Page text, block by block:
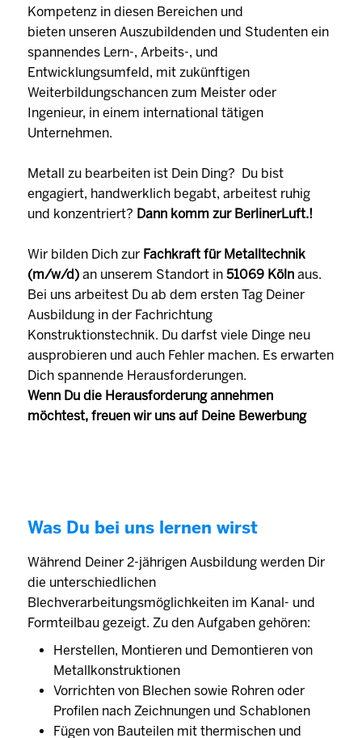
Kompetenz in diesen Bereichen und
bieten unseren Auszubildenden und Studenten ein
spannendes Lern-, Arbeits-, und
Entwicklungsumfeld, mit zukünftigen
Weiterbildungschancen zum Meister oder
Ingenieur, in einem international tätigen
Unternehmen.
Metall zu bearbeiten ist Dein Ding? Du bist
engagiert, handwerklich begabt, arbeitest ruhig
und konzentriert? Dann komm zur BerlinerLuft.!
Wir bilden Dich zur Fachkraft für Metalltechnik
(m/w/d) an unserem Standort in 51069 Köln aus.
Bei uns arbeitest Du ab dem ersten Tag Deiner
Ausbildung in der Fachrichtung
Konstruktionstechnik. Du darfst viele Dinge neu
ausprobieren und auch Fehler machen. Es erwarten
Dich spannende Herausforderungen.
Wenn Du die Herausforderung annehmen
möchtest, freuen wir uns auf Deine Bewerbung
Was Du bei uns lernen wirst
Während Deiner 2-jährigen Ausbildung werden Dir
die unterschiedlichen
Blechverarbeitungsmöglichkeiten im Kanal- und
Formteilbau gezeigt. Zu den Aufgaben gehören:
Herstellen, Montieren und Demontieren von
Metallkonstruktionen
Vorrichten von Blechen sowie Rohren oder
Profilen nach Zeichnungen und Schablonen
Fügen von Bauteilen mit thermischen und